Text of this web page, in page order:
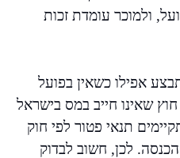
ולמוכר עומדת זכות
אפילו כשאין בפועל
שאינו חייב במס בישראל
תנאי פטור לפי חוק
לכן, חשוב לבדוק